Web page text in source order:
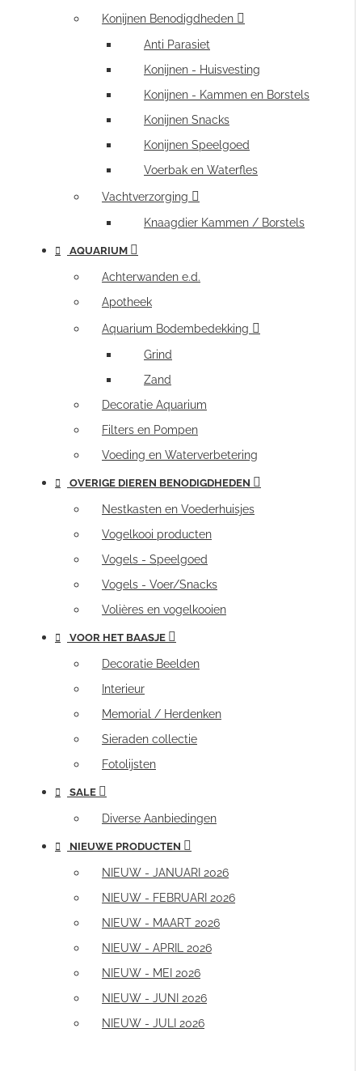
Konijnen Benodigdheden
Anti Parasiet
Konijnen - Huisvesting
Konijnen - Kammen en Borstels
Konijnen Snacks
Konijnen Speelgoed
Voerbak en Waterfles
Vachtverzorging
Knaagdier Kammen / Borstels
AQUARIUM
Achterwanden e.d.
Apotheek
Aquarium Bodembedekking
Grind
Zand
Decoratie Aquarium
Filters en Pompen
Voeding en Waterverbetering
OVERIGE DIEREN BENODIGDHEDEN
Nestkasten en Voederhuisjes
Vogelkooi producten
Vogels - Speelgoed
Vogels - Voer/Snacks
Volières en vogelkooien
VOOR HET BAASJE
Decoratie Beelden
Interieur
Memorial / Herdenken
Sieraden collectie
Fotolijsten
SALE
Diverse Aanbiedingen
NIEUWE PRODUCTEN
NIEUW - JANUARI 2026
NIEUW - FEBRUARI 2026
NIEUW - MAART 2026
NIEUW - APRIL 2026
NIEUW - MEI 2026
NIEUW - JUNI 2026
NIEUW - JULI 2026